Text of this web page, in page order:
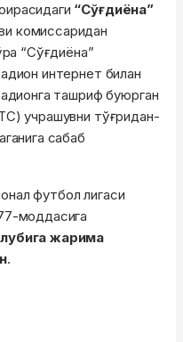
“Сўғдиёна”
комиссаридан
“Сўғдиёна”
интернет билан
ташриф буюрган
учрашувни тўғридан-
сабаб
футбол лигаси
моддасига
жарима
.